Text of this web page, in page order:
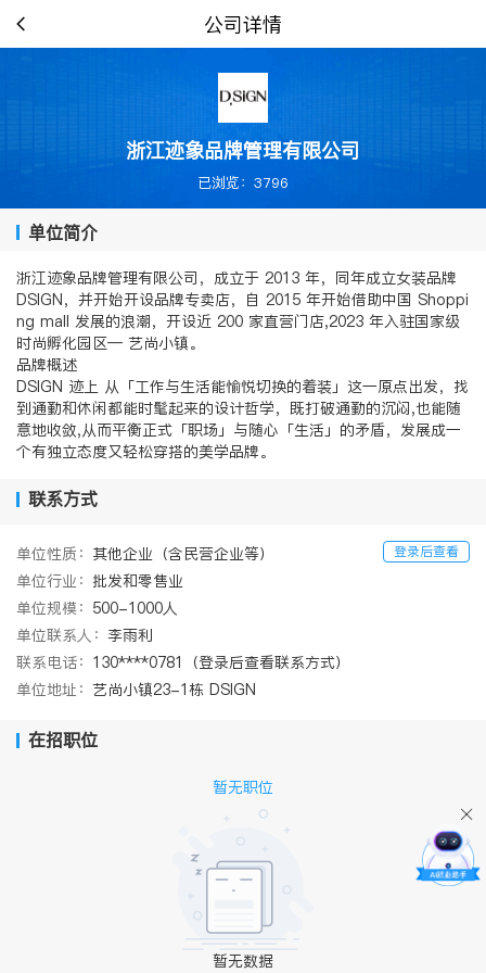
公司详情
浙江迹象品牌管理有限公司
已浏览：3796
单位简介
浙江迹象品牌管理有限公司，成立于 2013 年，同年成立女装品牌
DSIGN，并开始开设品牌专卖店，自 2015 年开始借助中国 Shoppi
ng mall 发展的浪潮，开设近 200 家直营门店,2023 年入驻国家级
时尚孵化园区— 艺尚小镇。
品牌概述
DSIGN 迹上 从「工作与生活能愉悦切换的着装」这一原点出发，找
到通勤和休闲都能时髦起来的设计哲学，既打破通勤的沉闷,也能随
意地收敛,从而平衡正式「职场」与随心「生活」的矛盾，发展成一
个有独立态度又轻松穿搭的美学品牌。
联系方式
登录后查看
单位性质： 其他企业（含民营企业等）
单位行业： 批发和零售业
单位规模： 500-1000人
单位联系人： 李雨利
联系电话： 130****0781（登录后查看联系方式）
单位地址： 艺尚小镇23-1栋 DSIGN
在招职位
暂无职位
暂无数据